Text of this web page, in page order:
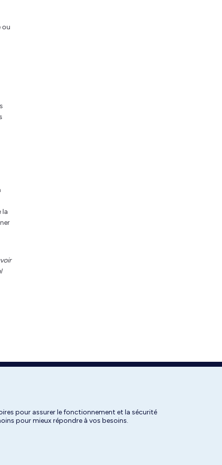
ou
la
pour assurer le fonctionnement et la sécurité
pour mieux répondre à vos besoins.